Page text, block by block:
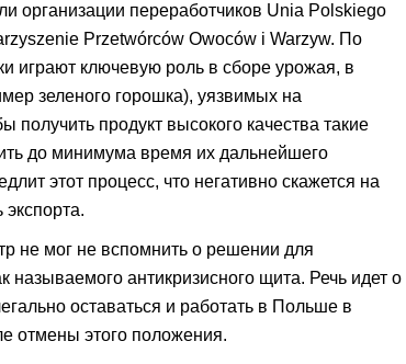
организации переработчиков Unia Polskiego
Przetwórców Owoców i Warzyw. По
играют ключевую роль в сборе урожая, в
зеленого горошка), уязвимых на
получить продукт высокого качества такие
до минимума время их дальнейшего
этот процесс, что негативно скажется на
не мог не вспомнить о решении для
называемого антикризисного щита. Речь идет о
оставаться и работать в Польше в
отмены этого положения.